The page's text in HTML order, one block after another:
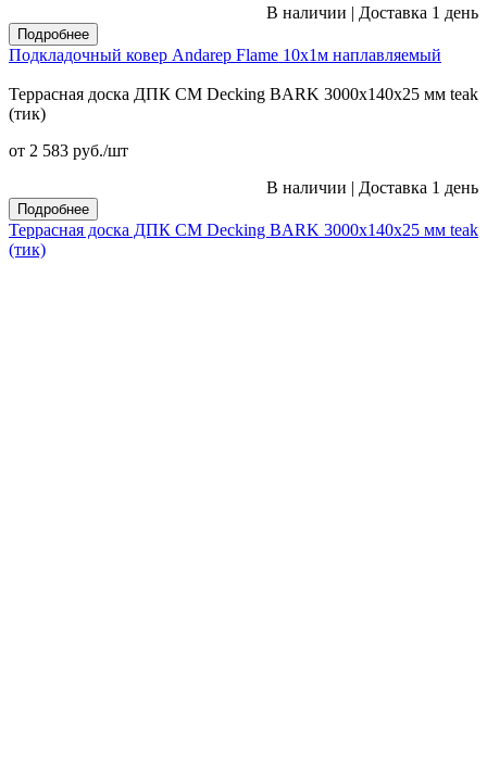
В наличии | Доставка 1 день
Подробнее
Подкладочный ковер Andarep Flame 10х1м наплавляемый
Террасная доска ДПК CM Decking BARK 3000х140х25 мм teak
(тик)
от 2 583 руб./шт
В наличии | Доставка 1 день
Подробнее
Террасная доска ДПК CM Decking BARK 3000х140х25 мм teak
(тик)